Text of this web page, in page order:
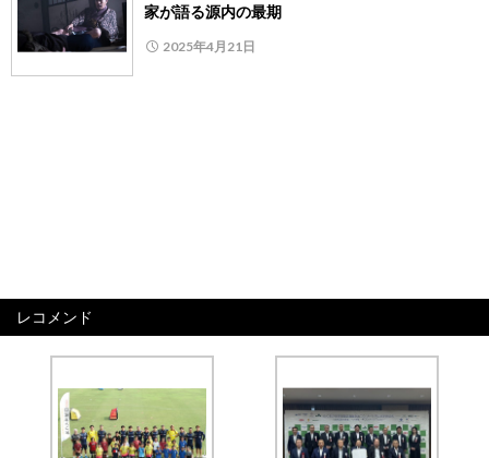
家が語る源内の最期
2025年4月21日
レコメンド